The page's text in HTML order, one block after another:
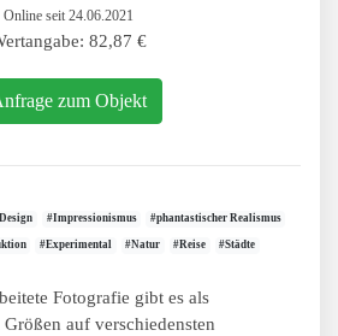
Online seit 24.06.2021
82,87 €
zum Objekt
#Impressionismus #phantastischer Realismus
#Experimental #Natur #Reise #Städte
Fotografie gibt es als
auf verschiedensten